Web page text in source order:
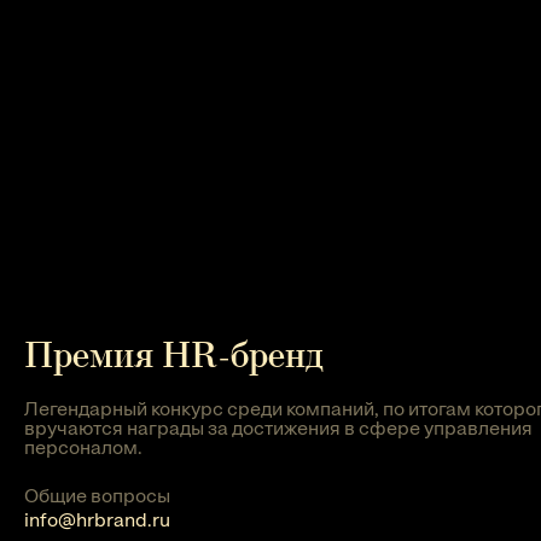
Премия HR-бренд
Легендарный конкурс среди компаний, по итогам
вручаются награды за достижения в сфере управления
персоналом.
Общие вопросы
info@hrbrand.ru